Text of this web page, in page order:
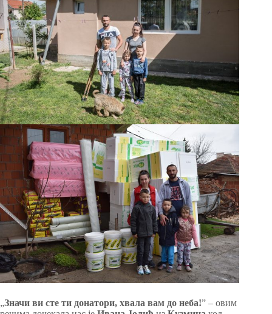
„Значи ви сте ти донатори, хвала вам до неба!” – овим